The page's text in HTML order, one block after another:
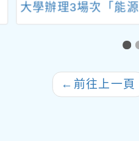
大學辦理3場次「能源
← 前往上一頁